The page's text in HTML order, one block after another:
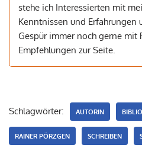
stehe ich Interessierten mit
Kenntnissen und Erfahrungen
Gespür immer noch gerne mit
Empfehlungen zur Seite.
Schlagwörter: AUTORIN
RAINER PÖRZGEN SCHREIBEN